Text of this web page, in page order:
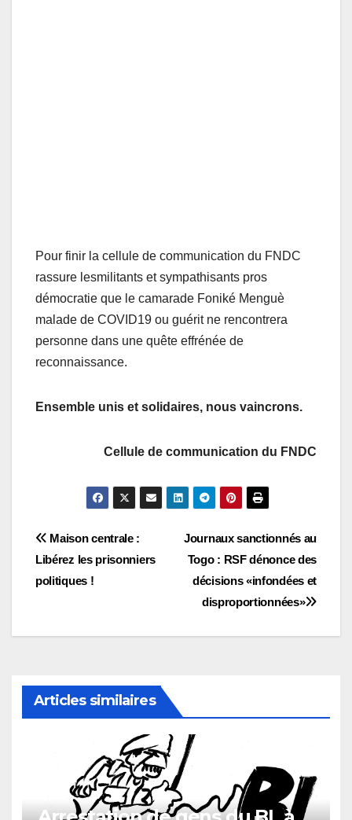
Pour finir la cellule de communication du FNDC
rassure lesmilitants et sympathisants pros
démocratie que le camarade Foniké Menguè
malade de COVID19 ou guérit ne rencontrera
personne dans une quête effrénée de
reconnaissance.
Ensemble unis et solidaires, nous vaincrons.
Cellule de communication du FNDC
Navigation
de
Journaux sanctionnés au
Togo : RSF dénonce des
décisions «infondées et
disproportionnées»
Maison centrale :
Libérez les prisonniers
politiques !
Articles similaires